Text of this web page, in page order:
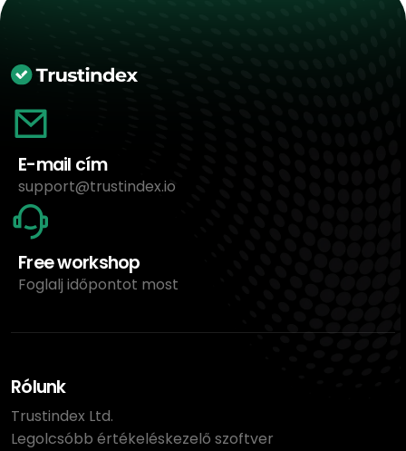
E-mail cím
support@trustindex.io
Free workshop
Foglalj időpontot most
Rólunk
Trustindex Ltd.
Legolcsóbb értékeléskezelő szoftver